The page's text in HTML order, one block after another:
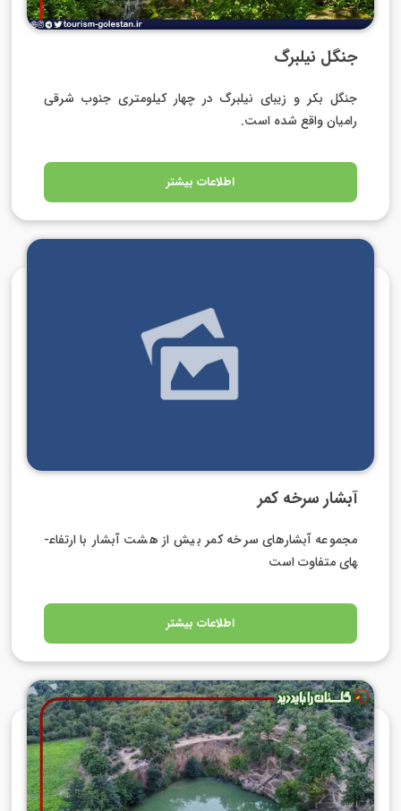
جنگل نیلبرگ
جنگل بکر و زیبای نیلبرگ در چهار کیلومتری جنوب شرقی
رامیان واقع شده است.
اطلاعات بیشتر
آبشار سرخه کمر
مجموعه آبشارهای سرخه کمر بیش از هشت آبشار با ارتفاع­
های متفاوت است
اطلاعات بیشتر